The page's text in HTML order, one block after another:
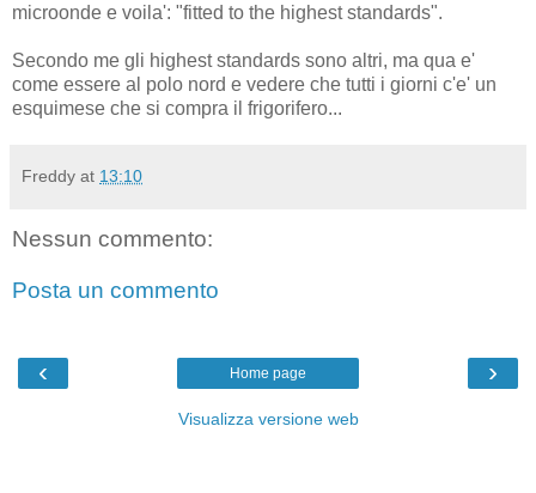
microonde e voila': "fitted to the highest standards".
Secondo me gli highest standards sono altri, ma qua e'
come essere al polo nord e vedere che tutti i giorni c'e' un
esquimese che si compra il frigorifero...
Freddy at 13:10
Nessun commento:
Posta un commento
‹ ›
Home page
Visualizza versione web